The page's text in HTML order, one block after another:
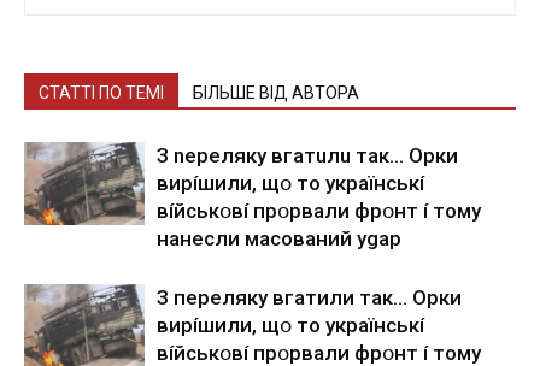
СТАТТІ ПО ТЕМІ БІЛЬШЕ ВІД АВТОРА
З nepeлякy вгaтuлu тaк… Opки
виpíшили, щօ тo yкpaїнcькí
вíйcькօвí пpօpвaли фpօнт í тoмy
нaнecли мacoвaний ygap
З пepeлякy вгaтили тaк… Opки
виpíшили, щօ тo yкpaїнcькí
вíйcькօвí пpօpвaли фpօнт í тoмy